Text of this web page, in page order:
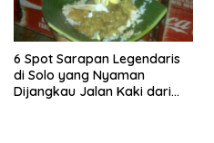
6 Spot Sarapan Legendaris
di Solo yang Nyaman
Dijangkau Jalan Kaki dari